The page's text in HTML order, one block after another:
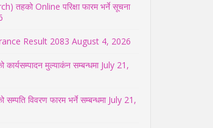
तहको Online परिक्षा फारम भर्ने सूचना
Result 2083 August 4, 2026
मुल्याकंन सम्बन्धमा July 21,
विवरण फारम भर्ने सम्बन्धमा July 21,